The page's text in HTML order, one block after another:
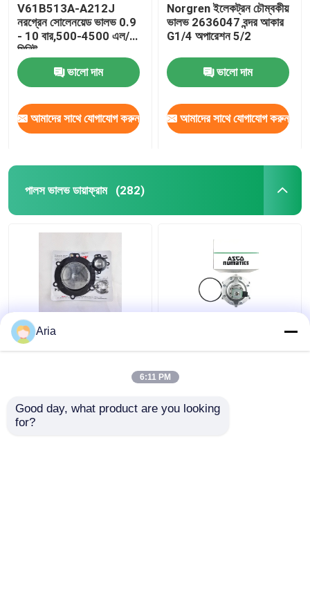
V61B513A-A212J
নরগ্রেন সোলেনয়েড ভালভ 0.9
- 10 বার,500-4500 এল/
মিনিট
ভালো দাম
আমাদের সাথে যোগাযোগ করুন
Norgren ইলেকট্রন চৌম্বকীয়
ভালভ 2636047 বন্দর আকার
G1/4 অপারেশন 5/2
ভালো দাম
আমাদের সাথে যোগাযোগ করুন
পালস ভালভ ডায়াফ্রাম (282)
মেকার ডিবি 120 ডিবি 120/সি
টাইপডায়াফ্রাগম মেমব্রেন 2.5 "
Aria
6:11 PM
Good day, what product are you looking
for?